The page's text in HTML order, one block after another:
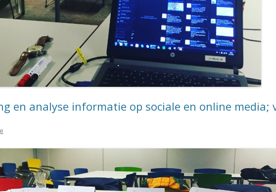
en analyse informatie op sociale en online media;